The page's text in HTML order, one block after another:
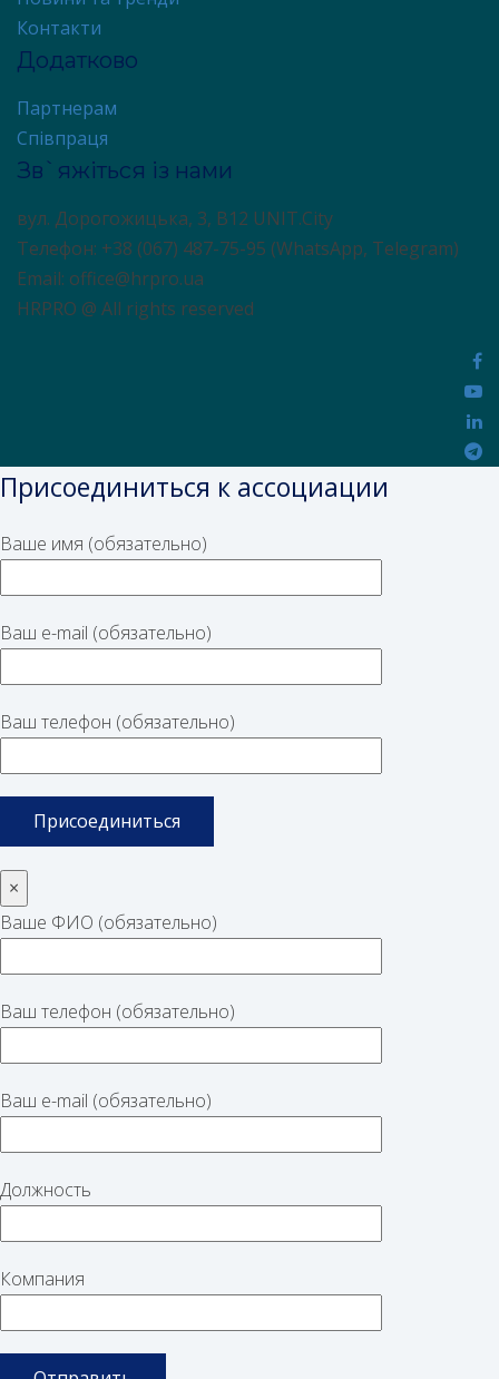
Контакти
Додатково
Партнерам
Співпраця
Зв`яжіться із нами
вул. Дорогожицька, 3, В12 UNIT.City
Телефон: +38 (067) 487-75-95 (WhatsApp, Telegram)
Email: office@hrpro.ua
HRPRO @ All rights reserved
Присоединиться к ассоциации
Ваше имя (обязательно)
Ваш e-mail (обязательно)
Ваш телефон (обязательно)
×
Ваше ФИО (обязательно)
Ваш телефон (обязательно)
Ваш e-mail (обязательно)
Должность
Компания